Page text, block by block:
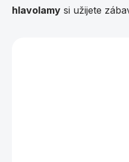
hlavolamy si užijete